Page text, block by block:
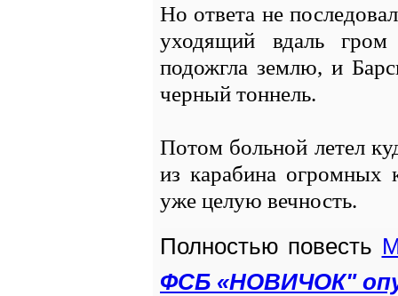
Но ответа не
уходящий вдаль
подожгла землю, и
черный тоннель.
Потом больной летел
из карабина огромных
уже целую вечность.
Полностью повесть
ФСБ «НОВИЧОК"